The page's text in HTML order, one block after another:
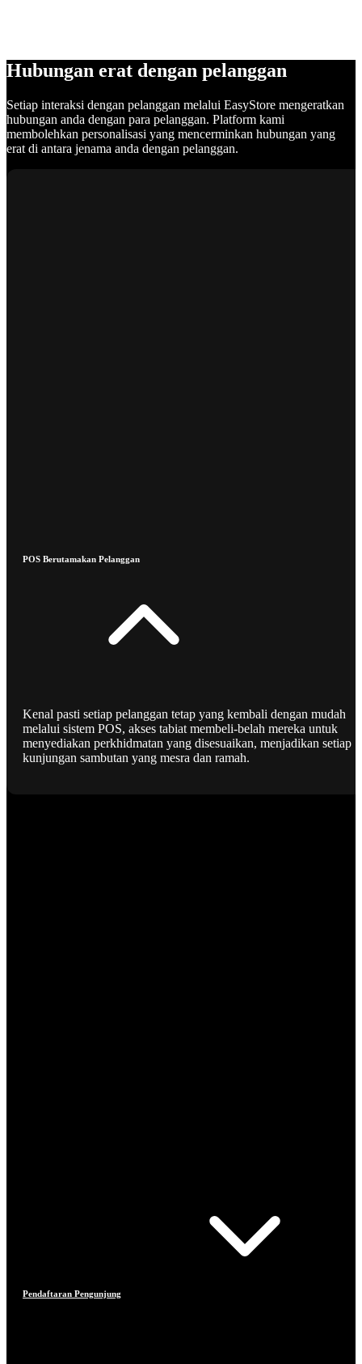
Hubungan erat dengan pelanggan
Setiap interaksi dengan pelanggan melalui EasyStore mengeratkan
hubungan anda dengan para pelanggan. Platform kami
membolehkan personalisasi yang mencerminkan hubungan yang
erat di antara jenama anda dengan pelanggan.
POS Berutamakan Pelanggan
Kenal pasti setiap pelanggan tetap yang kembali dengan mudah
melalui sistem POS, akses tabiat membeli-belah mereka untuk
menyediakan perkhidmatan yang disesuaikan, menjadikan setiap
kunjungan sambutan yang mesra dan ramah.
Pendaftaran Pengunjung